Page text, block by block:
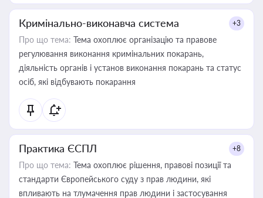
Кримінально-виконавча система +3
Про що тема: Тема охоплює організацію та правове
регулювання виконання кримінальних покарань,
діяльність органів і установ виконання покарань та статус
осіб, які відбувають покарання
Практика ЄСПЛ +8
Про що тема: Тема охоплює рішення, правові позиції та
стандарти Європейського суду з прав людини, які
впливають на тлумачення прав людини і застосування